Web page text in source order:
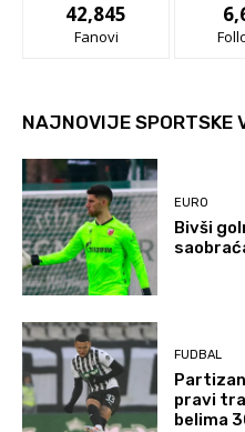
42,845
Fanovi
NAJNOVIJE SPORTSKE
EURO
Bivši
FUDBAL
pravi
belima